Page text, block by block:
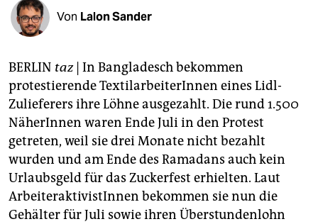
fragen & hilfe
unterstützen
abo
genossenschaft
epaper login
Von Lalon Sander
BERLIN taz| In Bangladesch bekommen
protestierende TextilarbeiterInnen eines Lidl-
Zulieferers ihre Löhne ausgezahlt. Die rund 1.500
NäherInnen waren Ende Juli in den Protest
getreten, weil sie drei Monate nicht bezahlt
wurden und am Ende des Ramadans auch kein
Urlaubsgeld für das Zuckerfest erhielten. Laut
ArbeiteraktivistInnen bekommen sie nun die
Gehälter für Juli sowie ihren Überstundenlohn